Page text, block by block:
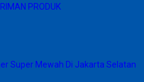
PRODUK
Super Mewah Di Jakarta Selatan